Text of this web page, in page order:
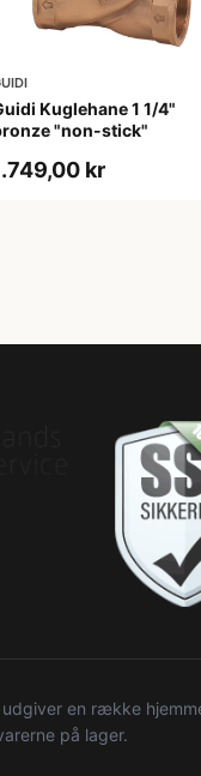
Kuglehane 1 1/4"
"non-stick"
kr
en række
på lager.